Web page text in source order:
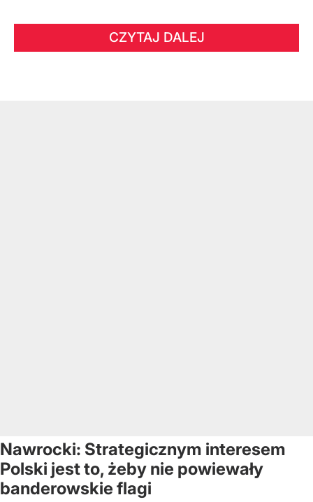
CZYTAJ DALEJ
Nawrocki: Strategicznym interesem
Polski jest to, żeby nie powiewały
banderowskie flagi